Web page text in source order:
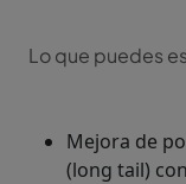
Lo que puedes
Mejora de
(long tail)